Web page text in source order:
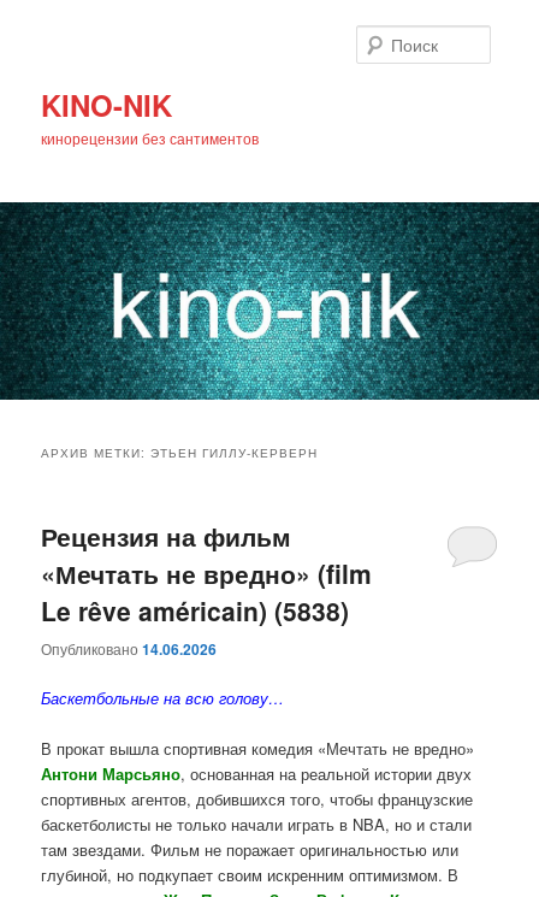
KINO-NIK
кинорецензии без сантиментов
основному
содержимому
дополнительному
содержимому
АРХИВ МЕТКИ:ЭТЬЕН ГИЛЛУ-КЕРВЕРН
Рецензия на фильм
«Мечтать не вредно» (film
Le rêve américain) (5838)
Опубликовано14.06.2026
Баскетбольные на всю голову…
В прокат вышла спортивная комедия «Мечтать не вредно»
Антони Марсьяно, основанная на реальной истории двух
спортивных агентов, добившихся того, чтобы французские
баскетболисты не только начали играть в NBA, но и стали
там звездами. Фильм не поражает оригинальностью или
глубиной, но подкупает своим искренним оптимизмом. В